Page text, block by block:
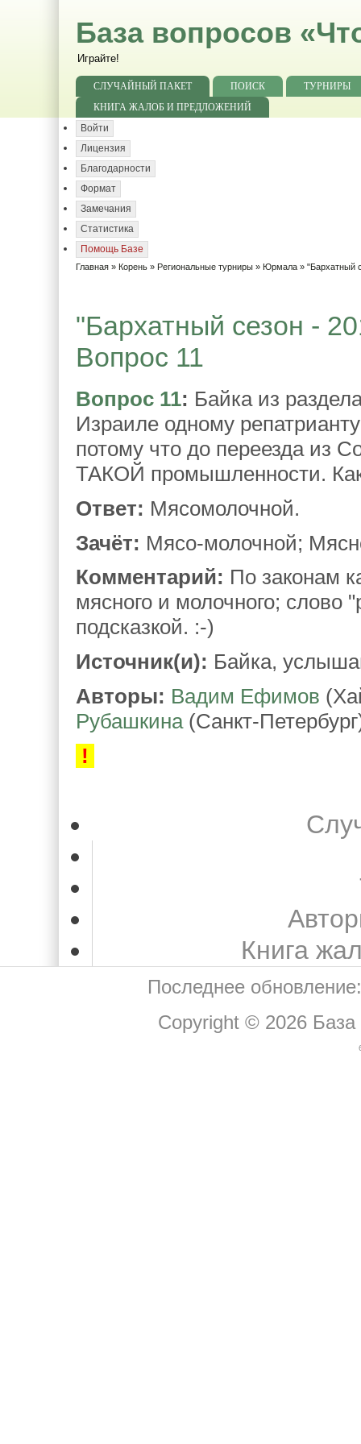
База вопросов
Играйте!
СЛУЧАЙНЫЙ ПАКЕТ ПОИСК
ТУРНИРЫ
КНИГА ЖАЛОБ И ПРЕДЛОЖЕНИЙ
Войти
Лицензия
Благодарности
Формат
Замечания
Статистика
Помощь Базе
Главная » Корень » Региональные турниры » Юрмала » "Бархатный
"Бархатный сезон -
Вопрос 11
Вопрос 11: Байка из
Израиле одному
потому что до переезда из
ТАКОЙ промышленности.
Ответ: Мясомолочной.
Зачёт: Мясо-молочной;
Комментарий: По законам
мясного и молочного; слово
подсказкой. :-)
Источник(и): Байка,
Авторы: Вадим Ефимов
Рубашкина(Санкт-
!
Книга
Последнее
Copyright © 2026 База